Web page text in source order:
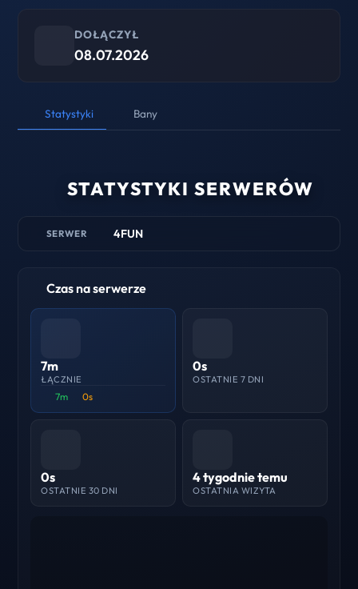
DOŁĄCZYŁ
08.07.2026
Statystyki Bany
STATYSTYKI SERWERÓW
SERWER 4FUN
Czas na serwerze
7m
ŁĄCZNIE
7m 0s
0s
OSTATNIE 7 DNI
0s
OSTATNIE 30 DNI
4 tygodnie temu
OSTATNIA WIZYTA